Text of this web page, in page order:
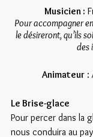
Musicien :
Pour accompagner
le désireront, qu’ils
des
Animateur :
Le Brise-glace
Pour percer dans la
nous conduira au